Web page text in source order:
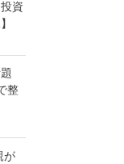
資
整
が